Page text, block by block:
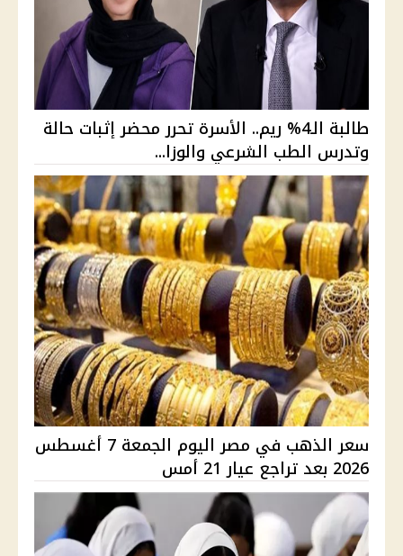
طالبة الـ4% ريم.. الأسرة تحرر محضر إثبات حالة
وتدرس الطب الشرعي والوزا...
سعر الذهب في مصر اليوم الجمعة 7 أغسطس
2026 بعد تراجع عيار 21 أمس